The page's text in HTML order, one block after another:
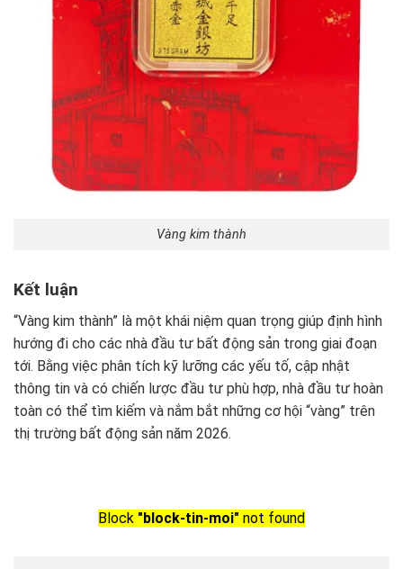
Vàng kim thành
Kết luận
“Vàng kim thành” là một khái niệm quan trọng giúp định hình
hướng đi cho các nhà đầu tư bất động sản trong giai đoạn
tới. Bằng việc phân tích kỹ lưỡng các yếu tố, cập nhật
thông tin và có chiến lược đầu tư phù hợp, nhà đầu tư hoàn
toàn có thể tìm kiếm và nắm bắt những cơ hội “vàng” trên
thị trường bất động sản năm 2026.
Block "block-tin-moi" not found